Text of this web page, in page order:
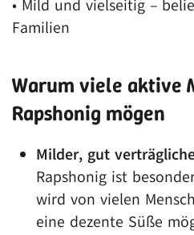
• Mild und vielseitig –
Familien
Warum viele aktive
Rapshonig mögen
Milder, gut
Rapshonig ist
wird von vielen
eine dezente Süße